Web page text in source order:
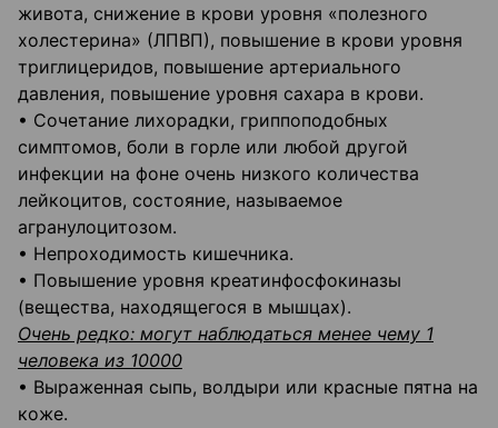
живота, снижение в крови уровня «полезного
холестерина» (ЛПВП), повышение в крови уровня
триглицеридов, повышение артериального
давления, повышение уровня сахара в крови.
• Сочетание лихорадки, гриппоподобных
симптомов, боли в горле или любой другой
инфекции на фоне очень низкого количества
лейкоцитов, состояние, называемое
агранулоцитозом.
• Непроходимость кишечника.
• Повышение уровня креатинфосфокиназы
(вещества, находящегося в мышцах).
Очень редко: могут наблюдаться менее чему 1
человека из 10000
• Выраженная сыпь, волдыри или красные пятна на
коже.